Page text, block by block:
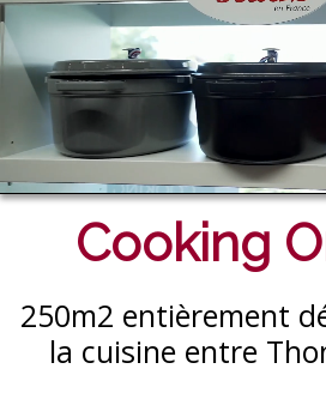
Cooking
250m2 entièrement
la cuisine entre